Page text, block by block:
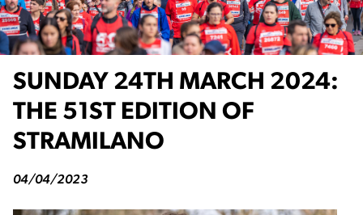
SUNDAY 24TH MARCH 2024:
THE 51ST EDITION OF
STRAMILANO
04/04/2023